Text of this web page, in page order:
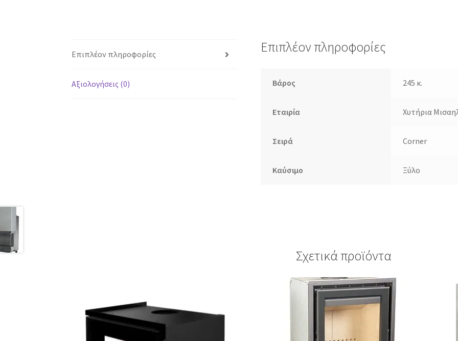
Επιπλέον πληροφορίες
Αξιολογήσεις (0)
Επιπλέον πληροφορίες
Βάρος 245 κ.
Εταιρία Χυτήρια
Σειρά Corner
Καύσιμο Ξύλο
Σχετικά προϊόντα